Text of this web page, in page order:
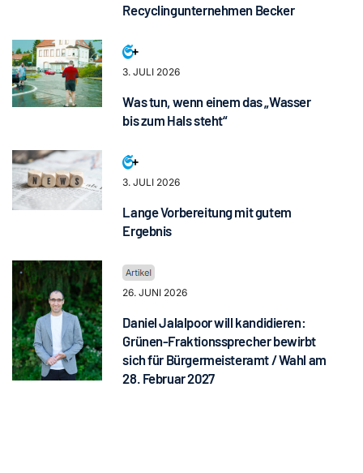
Recyclingunternehmen Becker
3. JULI 2026
Was tun, wenn einem das „Wasser
bis zum Hals steht“
3. JULI 2026
Lange Vorbereitung mit gutem
Ergebnis
26. JUNI 2026
Daniel Jalalpoor will kandidieren:
Grünen-Fraktionssprecher bewirbt
sich für Bürgermeisteramt / Wahl am
28. Februar 2027